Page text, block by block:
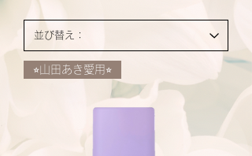
⭐︎山田あき愛用⭐︎